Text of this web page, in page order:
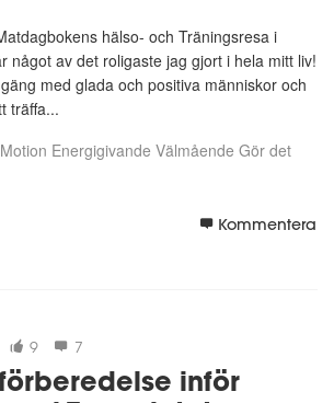
hälso- och Träningsresa i
något av det roligaste jag gjort i hela mitt liv!
med glada och positiva människor och
träffa...
Energigivande Välmående Gör det
Kommentera
9 7
inför